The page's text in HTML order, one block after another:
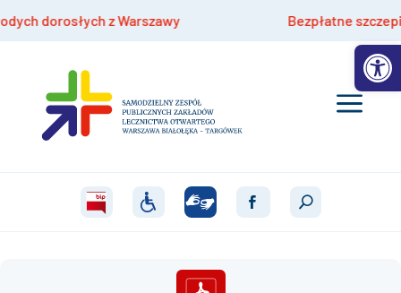
dorosłych z Warszawy Bezpłatne